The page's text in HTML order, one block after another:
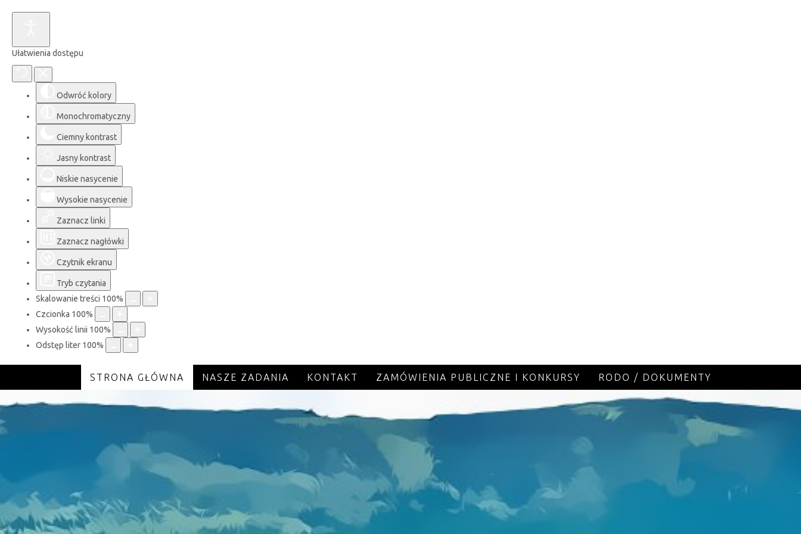
Ułatwienia dostępu
Odwróć kolory
Monochromatyczny
Ciemny kontrast
Jasny kontrast
Niskie nasycenie
Wysokie nasycenie
Zaznacz linki
Zaznacz nagłówki
Czytnik ekranu
Tryb czytania
Skalowanie treści 100%
Czcionka 100%
Wysokość linii 100%
Odstęp liter 100%
STRONA GŁÓWNA NASZE ZADANIA KONTAKT ZAMÓWIENIA PUBLICZNE I KONKURSY RODO / DOKUMENTY